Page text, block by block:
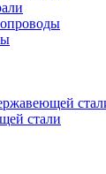
стали